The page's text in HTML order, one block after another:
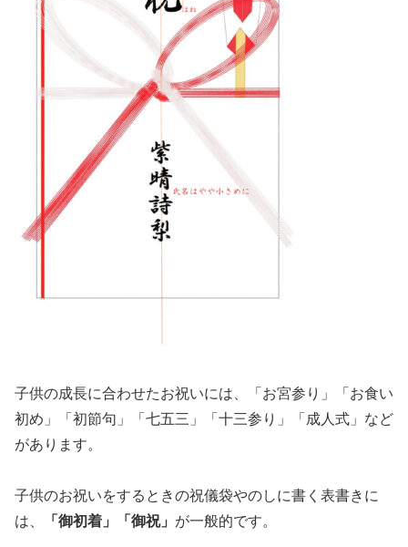
子供の成長に合わせたお祝いには、「お宮参り」「お食い
初め」「初節句」「七五三」「十三参り」「成人式」など
があります。
子供のお祝いをするときの祝儀袋やのしに書く表書きに
は、
「御初着」「御祝」 が一般的です。